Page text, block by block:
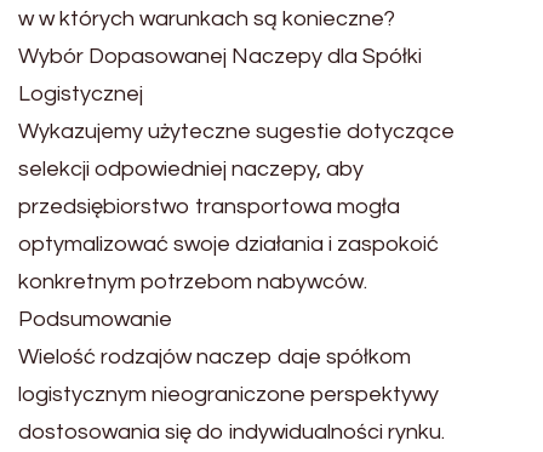
w w których warunkach są konieczne?
Wybór Dopasowanej Naczepy dla Spółki
Logistycznej
Wykazujemy użyteczne sugestie dotyczące
selekcji odpowiedniej naczepy, aby
przedsiębiorstwo transportowa mogła
optymalizować swoje działania i zaspokoić
konkretnym potrzebom nabywców.
Podsumowanie
Wielość rodzajów naczep daje spółkom
logistycznym nieograniczone perspektywy
dostosowania się do indywidualności rynku.